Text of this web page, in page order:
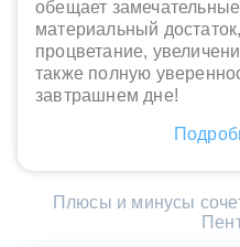
обещает
материальный
процветание,
также полную
завтрашнем дне!
Плюсы и минусы